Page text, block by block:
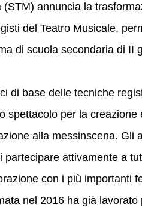
(STM) annuncia la
del Teatro Musicale,
di scuola secondaria di II
di base delle tecniche
spettacolo per la creazione
alla messinscena. Gli
attivamente a
con i più importanti
nel 2016 ha già lavorato